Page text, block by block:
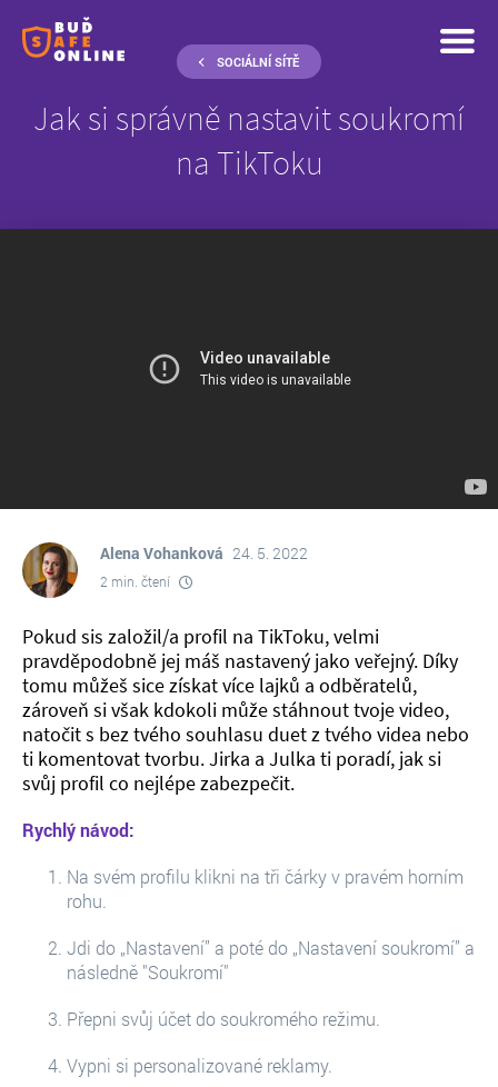
SOCIÁLNÍ SÍTĚ
Jak si správně nastavit soukromí
na TikToku
Alena Vohanková 24. 5. 2022
2 min. čtení
Pokud sis založil/a profil na TikToku, velmi
pravděpodobně jej máš nastavený jako veřejný. Díky
tomu můžeš sice získat více lajků a odběratelů,
zároveň si však kdokoli může stáhnout tvoje video,
natočit s bez tvého souhlasu duet z tvého videa nebo
ti komentovat tvorbu. Jirka a Julka ti poradí, jak si
svůj profil co nejlépe zabezpečit.
Rychlý návod:
Na svém profilu klikni na tři čárky v pravém horním
rohu.
Jdi do „Nastavení” a poté do „Nastavení soukromí” a
následně "Soukromí"
Přepni svůj účet do soukromého režimu.
Vypni si personalizované reklamy.